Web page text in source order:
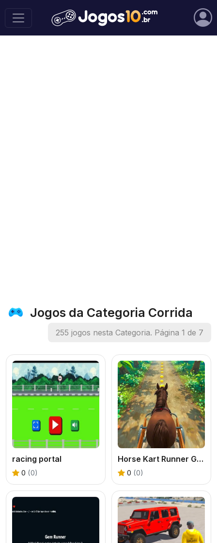
Jogos da Categoria Corrida
255 jogos nesta Categoria. Página 1 de 7
racing portal
0 (0)
Horse Kart Runner Game
0 (0)